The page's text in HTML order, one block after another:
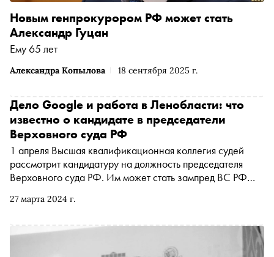
Александра Копылова 18 сентября 2025 г.
Новым генпрокурором РФ может стать
Александр Гуцан
Ему 65 лет
27 марта 2024 г.
Дело Google и работа в Ленобласти: что
известно о кандидате в председатели
Верховного суда РФ
1 апреля Высшая квалификационная коллегия судей
рассмотрит кандидатуру на должность председателя
Верховного суда РФ. Им может стать зампред ВС РФ
складывалась ее юридическая карьера